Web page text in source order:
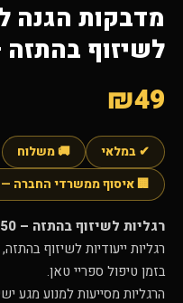
מדבקות הגנה
לשיזוף בהתזה – 50
₪49
✔ במלאי
🚚 משלוח
🏢 איסוף ממשרדי החברה
רגליות לשיזוף בהתזה – 50 זוגות / 100 יחידות בגליל
רגליות ייעודיות לשיזוף
בזמן טיפול ספריי טאן.
הרגליות מסייעות למנוע מגע